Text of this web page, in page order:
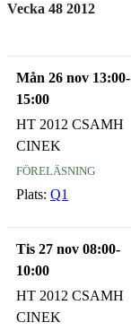
Vecka 48 2012
Mån 26 nov 13:00-
15:00
HT 2012 CSAMH
CINEK
föreläsning
Plats: Q1
Tis 27 nov 08:00-
10:00
HT 2012 CSAMH
CINEK